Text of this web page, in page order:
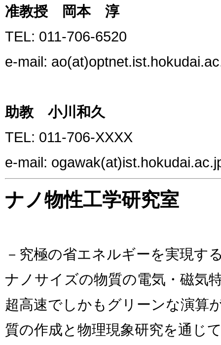
准教授 岡本 淳
TEL: 011-706-6520
e-mail:
助教 小川和久
TEL: 011-706-XXXX
e-mail:
ナノ物性工学研究室
－究極の省エネルギーを実現す
ナノサイズの物質の電気・磁気
超高速でしかもグリーンな演算
質の作成と物理現象研究を通じ